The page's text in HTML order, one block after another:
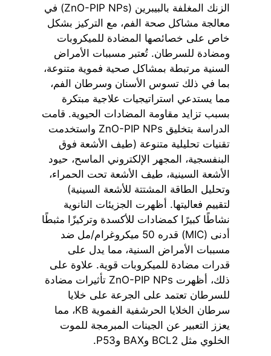
الزنك المغلفة بالبيبرين (ZnO-PIP NPs) في
معالجة مشاكل صحة الفم، مع التركيز بشكل
خاص على خصائصها المضادة للميكروبات
ومضادة للسرطان. تُعتبر مسببات الأمراض
السنية مرتبطة بمشاكل صحية فموية متنوعة،
بما في ذلك تسوس الأسنان وسرطان الفم،
مما يستدعي استراتيجيات علاجية مبتكرة
بسبب تزايد مقاومة المضادات الحيوية. قامت
الدراسة بتخليق ZnO-PIP NPs واستخدمت
تقنيات تحليلية متنوعة (طيف الأشعة فوق
البنفسجية، المجهر الإلكتروني الماسح، حيود
الأشعة السينية، طيف الأشعة تحت الحمراء،
وتحليل الطاقة المشتتة للأشعة السينية)
لتقييم فعاليتها. أظهرت الجزيئات النانوية
نشاطًا كبيرًا كمضادات للأكسدة وتركيزًا مثبطًا
أدنى (MIC) قدره 50 ميكروغرام/مل ضد
مسببات الأمراض السنية، مما يدل على
قدرات مضادة للميكروبات قوية. علاوة على
ذلك، أظهرت ZnO-PIP NPs تأثيرات مضادة
للسرطان تعتمد على الجرعة على خلايا
سرطان الخلايا الحرشفية الفموية KB، مما
يعزز التعبير عن الجينات المبرمجة للموت
الخلوي مثل BCL2 وBAX وP53.